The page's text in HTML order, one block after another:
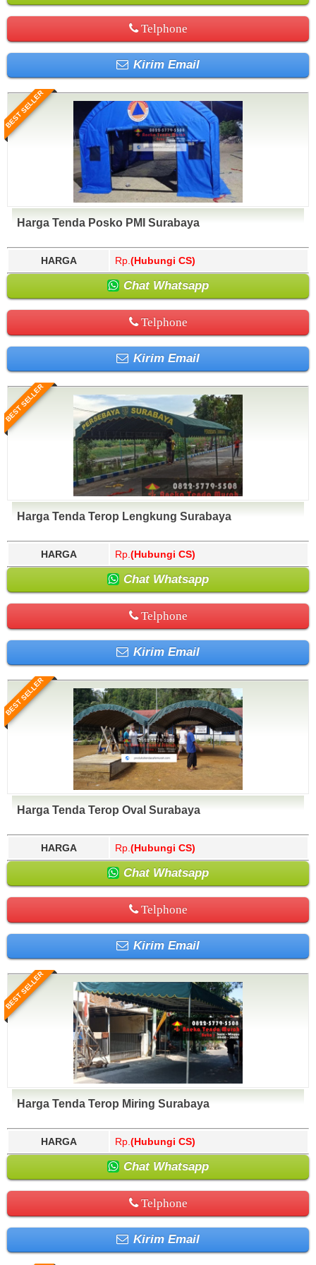
Telphone
Kirim Email
BEST SELLER
Harga Tenda Posko PMI Surabaya
HARGA Rp. (Hubungi CS)
Chat Whatsapp
Telphone
Kirim Email
BEST SELLER
Harga Tenda Terop Lengkung Surabaya
HARGA Rp. (Hubungi CS)
Chat Whatsapp
Telphone
Kirim Email
BEST SELLER
Harga Tenda Terop Oval Surabaya
HARGA Rp. (Hubungi CS)
Chat Whatsapp
Telphone
Kirim Email
BEST SELLER
Harga Tenda Terop Miring Surabaya
HARGA Rp. (Hubungi CS)
Chat Whatsapp
Telphone
Kirim Email